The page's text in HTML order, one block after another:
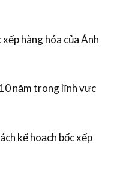
hàng hóa của Ánh
năm trong lĩnh vực
kế hoạch bốc xếp